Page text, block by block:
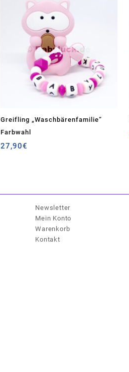
Greifling „Waschbärenfamilie“
Farbwahl
27,90€
Newsletter
Mein Konto
Warenkorb
Kontakt